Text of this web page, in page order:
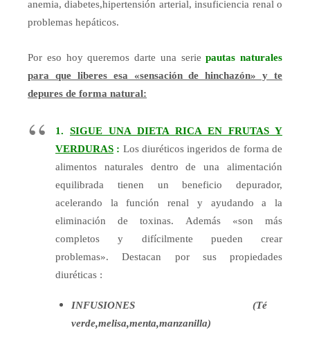
anemia, diabetes,hipertensión arterial, insuficiencia renal o
problemas hepáticos.
Por eso hoy queremos darte una seriepautas naturales
para que liberes esa «sensación de hinchazón» y te
depures de forma natural:
1. SIGUE UNA DIETA RICA EN FRUTAS Y
VERDURAS : Los diuréticos ingeridos de forma de
alimentos naturales dentro de una alimentación
equilibrada tienen un beneficio depurador,
acelerando la función renal y ayudando a la
eliminación de toxinas. Además «son más
completos y difícilmente pueden crear
problemas». Destacan por sus propiedades
diuréticas :
INFUSIONES (Té
verde,melisa,menta,manzanilla)